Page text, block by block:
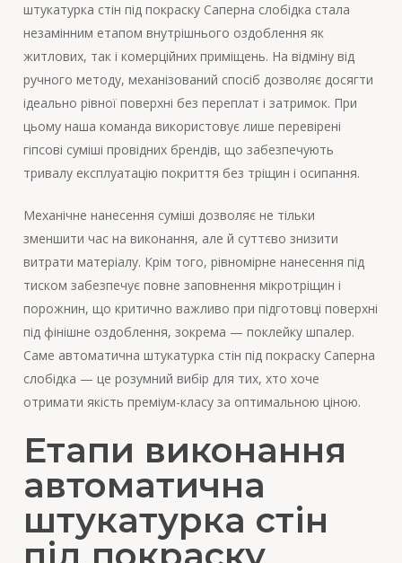
штукатурка стін під покраску Саперна слобідка стала
незамінним етапом внутрішнього оздоблення як
житлових, так і комерційних приміщень. На відміну від
ручного методу, механізований спосіб дозволяє досягти
ідеально рівної поверхні без переплат і затримок. При
цьому наша команда використовує лише перевірені
гіпсові суміші провідних брендів, що забезпечують
тривалу експлуатацію покриття без тріщин і осипання.
Механічне нанесення суміші дозволяє не тільки
зменшити час на виконання, але й суттєво знизити
витрати матеріалу. Крім того, рівномірне нанесення під
тиском забезпечує повне заповнення мікротріщин і
порожнин, що критично важливо при підготовці поверхні
під фінішне оздоблення, зокрема — поклейку шпалер.
Саме автоматична штукатурка стін під покраску Саперна
слобідка — це розумний вибір для тих, хто хоче
отримати якість преміум-класу за оптимальною ціною.
Етапи виконання
автоматична
штукатурка стін